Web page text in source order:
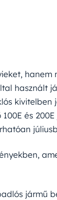
használt
kivitelben
és
jármű